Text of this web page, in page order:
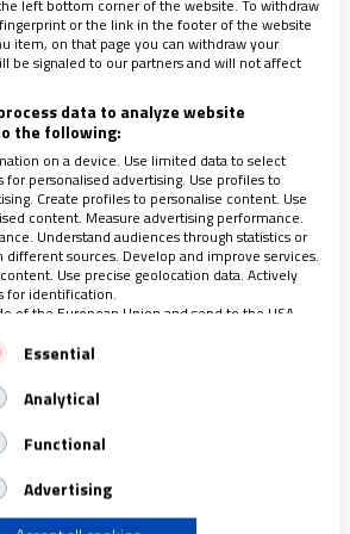
de disuasión y de
Su grito se volvió
cuando se dirigió a las
con personas en estas
¡Conviértanse!”,
que abrazaba tanto a niños
que buscaban en sus caricias el
de la familia que han
viaje de León XIV es el que
quedará de este viaje a
plazo. No toca pedirle
left bottom corner of the website. To withdraw
or the link in the footer of the website
item, on that page you can withdraw your
be signaled to our partners and will not affect
data to analyze website
the following:
on a device. Use limited data to select
personalised advertising. Use profiles to
Create profiles to personalise content. Use
content. Measure advertising performance.
Understand audiences through statistics or
sources. Develop and improve services.
Use precise geolocation data. Actively
for identification.
of the European Union and send to the USA.
policy applies solely to this website/app.
Vendors)
purposes:
Essential
Analytical
Functional
Advertising